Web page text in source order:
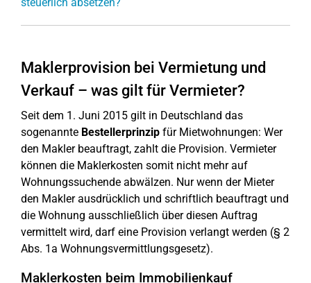
Maklerprovision bei Vermietung und
Verkauf – was gilt für Vermieter?
Seit dem 1. Juni 2015 gilt in Deutschland das
sogenannte Bestellerprinzip für Mietwohnungen: Wer
den Makler beauftragt, zahlt die Provision. Vermieter
können die Maklerkosten somit nicht mehr auf
Wohnungssuchende abwälzen. Nur wenn der Mieter
den Makler ausdrücklich und schriftlich beauftragt und
die Wohnung ausschließlich über diesen Auftrag
vermittelt wird, darf eine Provision verlangt werden (§ 2
Abs. 1a Wohnungsvermittlungsgesetz).
Maklerkosten beim Immobilienkauf